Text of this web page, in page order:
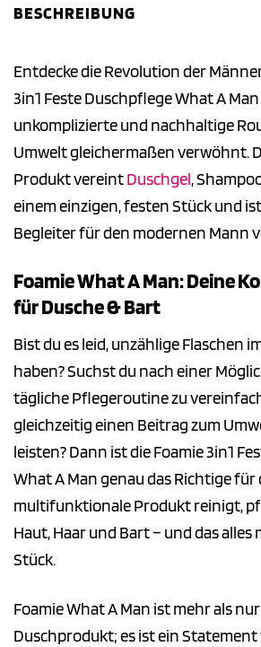
BESCHREIBUNG
Entdecke die Revolution der
3in1 Feste Duschpflege What A
unkomplizierte und nachhaltige
Umwelt gleichermaßen verwöhnt.
Produkt vereintDuschgel,
einem einzigen, festen Stück und
Begleiter für den modernen Mann
Foamie What A Man: Deine
für Dusche & Bart
Bist du es leid, unzählige Flaschen
haben? Suchst du nach einer
tägliche Pflegeroutine zu
gleichzeitig einen Beitrag zum
leisten? Dann ist die Foamie 3in1
What A Man genau das Richtige für
multifunktionale Produkt reinigt,
Haut, Haar und Bart – und das alles
Stück.
Foamie What A Man ist mehr als
Duschprodukt; es ist ein